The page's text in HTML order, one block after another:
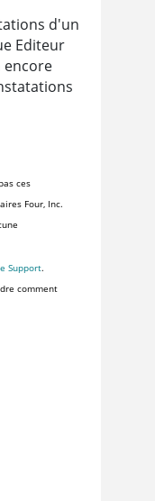
d'un
Editeur
ces
Four, Inc.
Support.
comment